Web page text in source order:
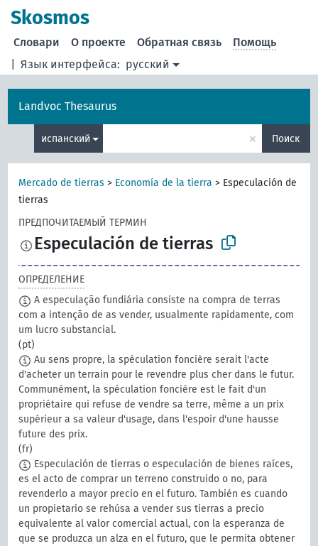
Skosmos
Язык интерфейса: русский
Словари О проекте Обратная связь Помощь
Landvoc Thesaurus
испанский × Поиск
Mercado de tierras > Economía de la tierra > Especulación de
tierras
ПРЕДПОЧИТАЕМЫЙ ТЕРМИН
Especulación de tierras
ОПРЕДЕЛЕНИЕ
A especulação fundiária consiste na compra de terras
com a intenção de as vender, usualmente rapidamente, com
um lucro substancial.
(pt)
Au sens propre, la spéculation foncière serait l'acte
d'acheter un terrain pour le revendre plus cher dans le futur.
Communément, la spéculation foncière est le fait d'un
propriétaire qui refuse de vendre sa terre, même a un prix
supérieur a sa valeur d'usage, dans l'espoir d'une hausse
future des prix.
(fr)
Especulación de tierras o especulación de bienes raíces,
es el acto de comprar un terreno construido o no, para
revenderlo a mayor precio en el futuro. También es cuando
un propietario se rehúsa a vender sus tierras a precio
equivalente al valor comercial actual, con la esperanza de
que se produzca un alza en el futuro, que le permita obtener